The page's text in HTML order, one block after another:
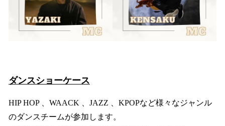
ダンスショーケース
HIP HOP 、WAACK 、JAZZ 、KPOPなど様々なジャンル
のダンスチームが参加します。